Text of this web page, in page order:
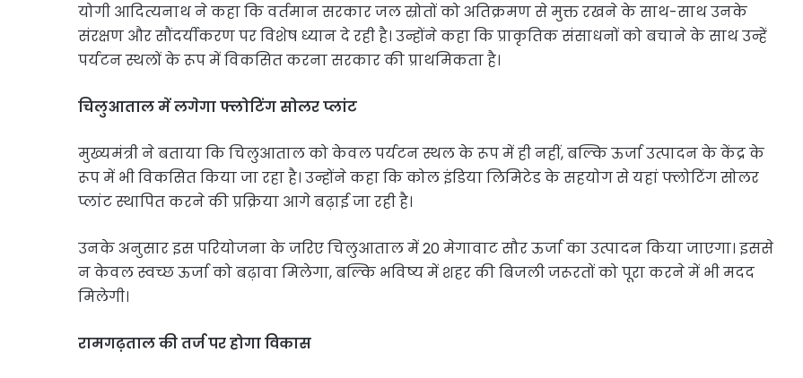
योगी आदित्यनाथ ने कहा कि वर्तमान सरकार जल स्रोतों को अतिक्रमण से मुक्त रखने के साथ-साथ उनके
संरक्षण और सौंदर्यीकरण पर विशेष ध्यान दे रही है। उन्होंने कहा कि प्राकृतिक संसाधनों को बचाने के साथ उन्हें
पर्यटन स्थलों के रूप में विकसित करना सरकार की प्राथमिकता है।
चिलुआताल में लगेगा फ्लोटिंग सोलर प्लांट
मुख्यमंत्री ने बताया कि चिलुआताल को केवल पर्यटन स्थल के रूप में ही नहीं, बल्कि ऊर्जा उत्पादन के केंद्र के
रूप में भी विकसित किया जा रहा है। उन्होंने कहा कि कोल इंडिया लिमिटेड के सहयोग से यहां फ्लोटिंग सोलर
प्लांट स्थापित करने की प्रक्रिया आगे बढ़ाई जा रही है।
उनके अनुसार इस परियोजना के जरिए चिलुआताल में 20 मेगावाट सौर ऊर्जा का उत्पादन किया जाएगा। इससे
न केवल स्वच्छ ऊर्जा को बढ़ावा मिलेगा, बल्कि भविष्य में शहर की बिजली जरूरतों को पूरा करने में भी मदद
मिलेगी।
रामगढ़ताल की तर्ज पर होगा विकास